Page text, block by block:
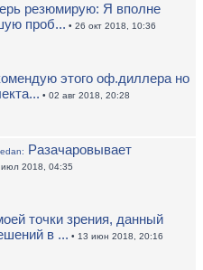
резюмирую: Я вполне
проб... • 26 окт 2018, 10:36
этого оф.диллера но
• 02 авг 2018, 20:28
Разачаровывает
июл 2018, 04:35
точки зрения, данный
в ... • 13 июн 2018, 20:16